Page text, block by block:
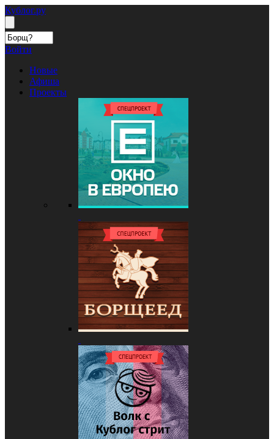
Кублог.ру
Войти
Новые
Афиша
Проекты